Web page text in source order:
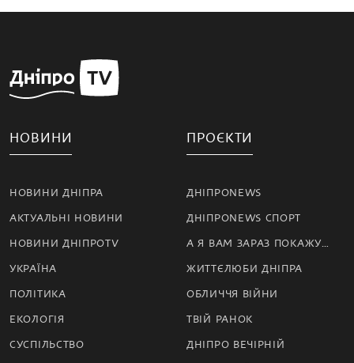
НОВИНИ
НОВИНИ ДНІПРА
АКТУАЛЬНІ НОВИНИ
НОВИНИ ДНІПРОTV
УКРАЇНА
ПОЛІТИКА
ЕКОЛОГІЯ
СУСПІЛЬСТВО
ПРОЄКТИ
ДНІПРОNEWS
ДНІПРОNEWS СПОРТ
А Я ВАМ ЗАРАЗ ПОКАЖУ…
ЖИТТЄЛЮБИ ДНІПРА
ОБЛИЧЧЯ ВІЙНИ
ТВІЙ РАНОК
ДНІПРО ВЕЧІРНІЙ